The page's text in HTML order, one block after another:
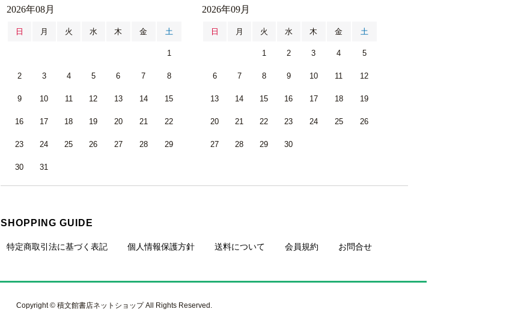
2026年08月
日 月 火 水 木 金 土
1
2 3 4 5 6 7 8
9 10 11 12 13 14 15
16 17 18 19 20 21 22
23 24 25 26 27 28 29
30 31
2026年09月
日 月 火 水 木 金 土
1 2 3 4 5
6 7 8 9 10 11 12
13 14 15 16 17 18 19
20 21 22 23 24 25 26
27 28 29 30
SHOPPING GUIDE
特定商取引法に基づく表記 個人情報保護方針 送料について 会員規約 お問合せ
Copyright © 積文館書店ネットショップ All Rights Reserved.